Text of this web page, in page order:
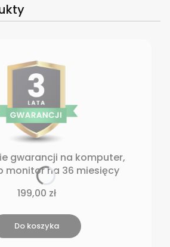
gwarancji na komputer,
monitor na 36 miesięcy
Cena
199,00 zł
Do koszyka